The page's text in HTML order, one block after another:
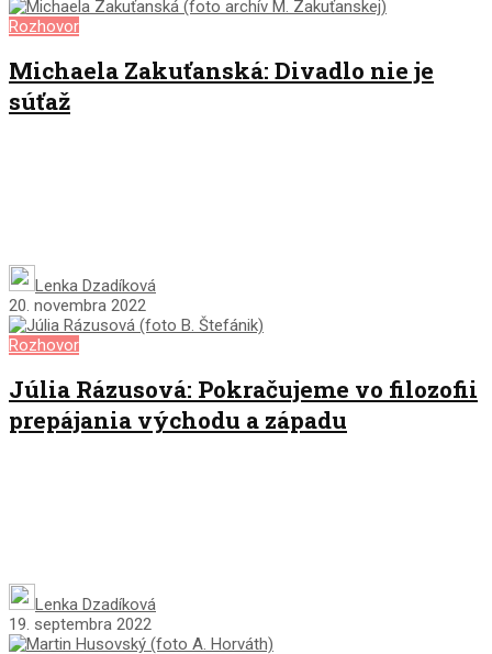
Rozhovor
Michaela Zakuťanská: Divadlo nie je
súťaž
Lenka Dzadíková
20. novembra 2022
Rozhovor
Júlia Rázusová: Pokračujeme vo filozofii
prepájania východu a západu
Lenka Dzadíková
19. septembra 2022